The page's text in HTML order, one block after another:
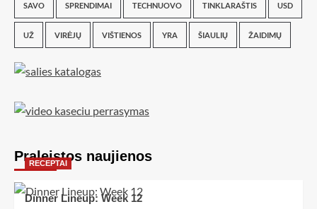
SAVO SPRENDIMAI TECHNUOVO TINKLARAŠTIS USD
UŽ VIRĖJŲ VIŠTIENOS YRA ŠIAULIŲ ŽAIDIMŲ
Praleistos naujienos
RECEPTAI
Dinner Lineup: Week 12